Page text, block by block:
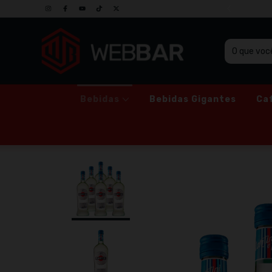
GRUPO DE PROMOÇÕES NO WHATSAPP
Bebidas Gigantes